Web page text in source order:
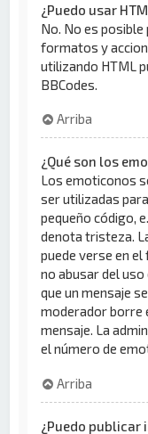
¿Puedo usar
No. No es posible
formatos y
utilizando HTML
BBCodes.
Arriba
¿Qué son los
Los emoticonos
ser utilizadas
pequeño código,
denota tristeza.
puede verse en
no abusar del
que un mensaje
moderador borre
mensaje. La
el número de
Arriba
¿Puedo publicar